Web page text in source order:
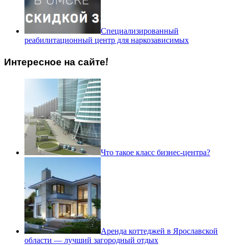
Специализированный
реабилитационный центр для наркозависимых
Интересное на сайте!
Что такое класс бизнес-центра?
Аренда коттеджей в Ярославской
области — лучший загородный отдых